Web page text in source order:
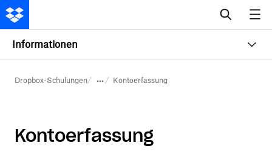
Informationen
Dropbox-Schulungen Kontoerfassung
Kontoerfassung